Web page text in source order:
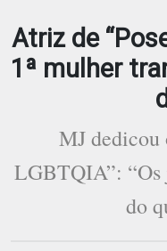
Atriz de
1ª mulher
MJ dedicou
LGBTQIA”: “Os
do